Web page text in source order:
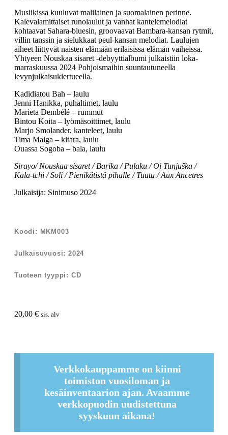
Musiikissa kuuluvat malilainen ja suomalainen perinne.
Kalevalamittaiset runolaulut ja vanhat kantelemelodiat
kohtaavat Sahara-bluesin, groovaavat Bambara-kansan rytmit,
villin tanssin ja sielukkaat peul-kansan melodiat. Laulujen
aiheet liittyvät naisten elämään erilaisissa elämän vaiheissa.
Yhtyeen Nouskaa sisaret -debyyttialbumi julkaistiin loka-
marraskuussa 2024 Pohjoismaihin suuntautuneella
levynjulkaisukiertueella.
Kadidiatou Bah – laulu
Jenni Hanikka, puhaltimet, laulu
Marieta Dembélé – rummut
Bintou Koita – lyömäsoittimet, laulu
Marjo Smolander, kanteleet, laulu
Tima Maiga – kitara, laulu
Ouassa Sogoba – bala, laulu
Sirayo/ Nouskaa sisaret / Barika / Pulaku / Oi Tunjuška /
Kala-tchi / Soli / Pienikätistä pihalle / Tuutu / Aux Ancetres
Julkaisija: Sinimuso 2024
Koodi: MKM003
Julkaisuvuosi: 2024
Tuoteen tyyppi: CD
20,00 € sis. alv
Verkkokauppamme on kiinni
toimiston vuosiloman ja
kesäinventaarion ajan. Avaamme
verkkopuodin uudistettuna
syyskuun aikana!